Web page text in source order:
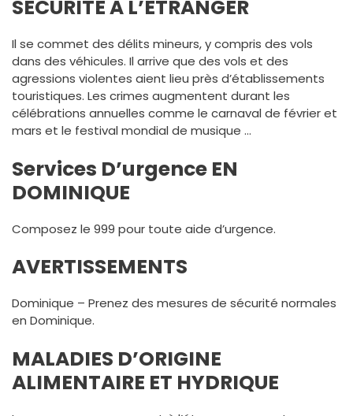
SÉCURITÉ À L’ÉTRANGER
Il se commet des délits mineurs, y compris des vols
dans des véhicules. Il arrive que des vols et des
agressions violentes aient lieu près d’établissements
touristiques. Les crimes augmentent durant les
célébrations annuelles comme le carnaval de février et
mars et le festival mondial de musique …
Services D’urgence EN
DOMINIQUE
Composez le 999 pour toute aide d’urgence.
AVERTISSEMENTS
Dominique – Prenez des mesures de sécurité normales
en Dominique.
MALADIES D’ORIGINE
ALIMENTAIRE ET HYDRIQUE